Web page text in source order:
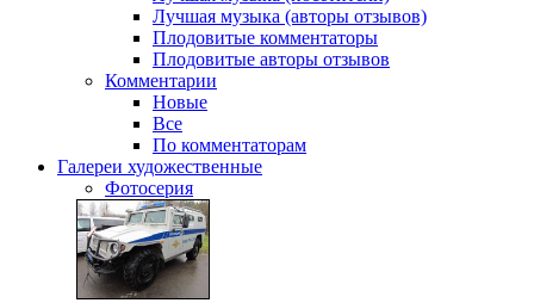
Лучшая музыка (авторы отзывов)
Плодовитые комментаторы
Плодовитые авторы отзывов
Комментарии
Новые
Все
По комментаторам
Галереи художественные
Фотосерия